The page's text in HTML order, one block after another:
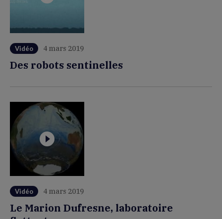
Vidéo 4 mars 2019
Des robots sentinelles
Vidéo 4 mars 2019
Le Marion Dufresne, laboratoire